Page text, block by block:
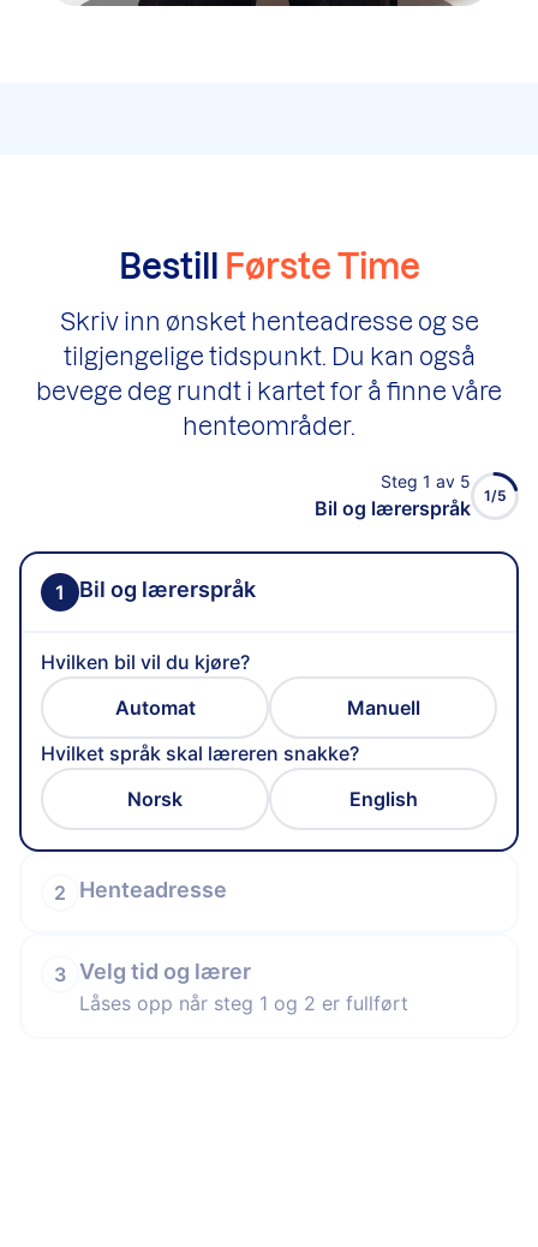
Bestill Første Time
Skriv inn ønsket henteadresse og se
tilgjengelige tidspunkt. Du kan også
bevege deg rundt i kartet for å finne våre
henteområder.